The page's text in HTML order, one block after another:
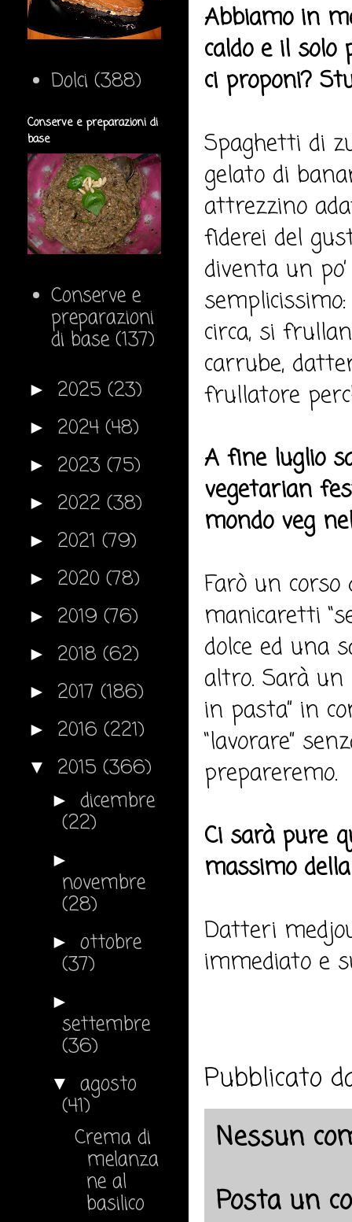
Abbiamo in
caldo e il solo
ci proponi?
Spaghetti di
gelato di
attrezzino
fiderei del
diventa un
circa, si
carrube,
frullatore
A fine luglio
vegetarian
mondo veg
Farò un
manicaretti
dolce ed una
altro. Sarà
in pasta” in
“lavorare”
prepareremo.
Ci sarà pure
massimo
Datteri
immediato e
Pubblicato
Nessun
Posta un
Dolci (388)
Conserve e preparazioni di
base
Conserve e
preparazioni
di base (137)
► 2025 (23)
► 2024 (48)
► 2023 (75)
► 2022 (38)
► 2021 (79)
► 2020 (78)
► 2019 (76)
► 2018 (62)
► 2017 (186)
► 2016 (221)
▼ 2015 (366)
► dicembre
(22)
►
novembre
(28)
► ottobre
(37)
►
settembre
(36)
▼ agosto
(41)
Crema di
melanza
ne al
basilico